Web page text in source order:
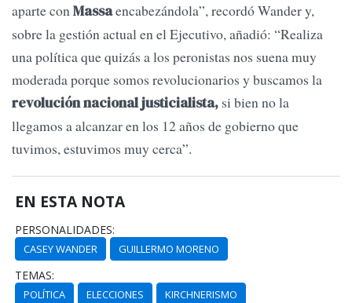
aparte conMassaencabezándola”, recordó Wander y,
sobre la gestión actual en el Ejecutivo, añadió: “Realiza
una política que quizás a los peronistas nos suena muy
moderada porque somos revolucionarios y buscamos la
revolución nacional justicialista, si bien no la
llegamos a alcanzar en los 12 años de gobierno que
tuvimos, estuvimos muy cerca”.
EN ESTA NOTA
PERSONALIDADES:
CASEY WANDER GUILLERMO MORENO
TEMAS:
POLÍTICA ELECCIONES KIRCHNERISMO